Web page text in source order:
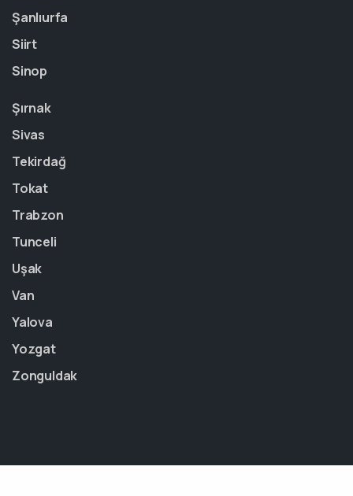
Şanlıurfa
Siirt
Sinop
Şırnak
Sivas
Tekirdağ
Tokat
Trabzon
Tunceli
Uşak
Van
Yalova
Yozgat
Zonguldak